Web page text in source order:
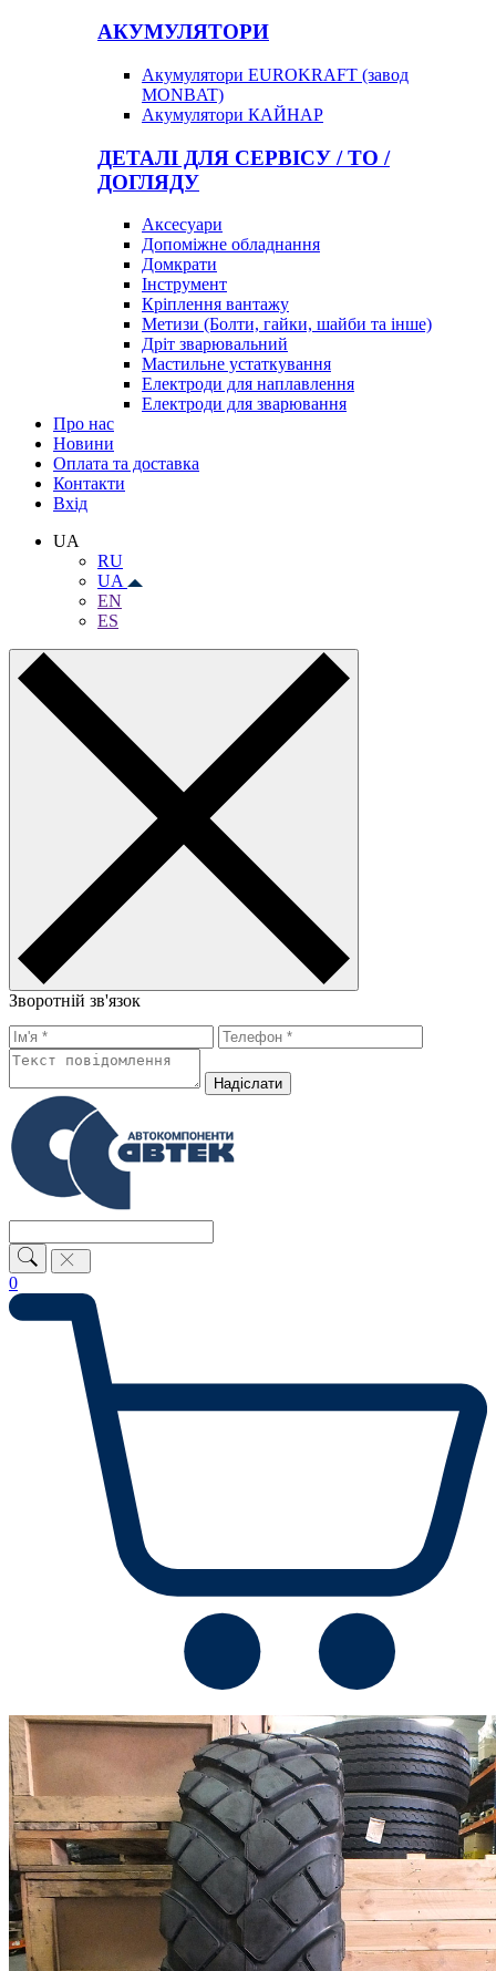
АКУМУЛЯТОРИ
Акумулятори EUROKRAFT (завод
MONBAT)
Акумулятори КАЙНАР
ДЕТАЛІ ДЛЯ СЕРВІСУ / ТО /
ДОГЛЯДУ
Аксесуари
Допоміжне обладнання
Домкрати
Інструмент
Кріплення вантажу
Метизи (Болти, гайки, шайби та інше)
Дріт зварювальний
Мастильне устаткування
Електроди для наплавлення
Електроди для зварювання
Про нас
Новини
Оплата та доставка
Контакти
Вхiд
UA
RU
UA
EN
ES
Зворотній зв'язок
Надiслати
0